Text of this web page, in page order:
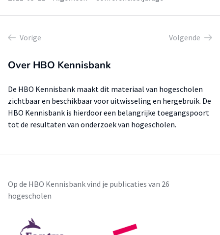
Vorige Volgende
Over HBO Kennisbank
De HBO Kennisbank maakt dit materiaal van hogescholen
zichtbaar en beschikbaar voor uitwisseling en hergebruik. De
HBO Kennisbank is hierdoor een belangrijke toegangspoort
tot de resultaten van onderzoek van hogescholen.
Op de HBO Kennisbank vind je publicaties van 26
hogescholen